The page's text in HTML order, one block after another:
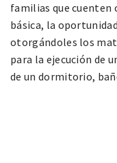
familias que
básica, la
otorgándoles los
para la ejecución de
de un dormitorio,